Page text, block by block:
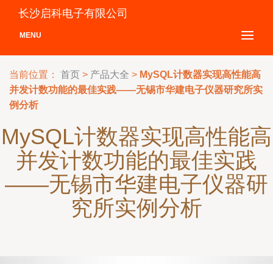
长沙启科电子有限公司
MENU
当前位置： 首页 > 产品大全 > MySQL计数器实现高性能高
并发计数功能的最佳实践——无锡市华建电子仪器研究所实
例分析
MySQL计数器实现高性能高
并发计数功能的最佳实践
——无锡市华建电子仪器研
究所实例分析